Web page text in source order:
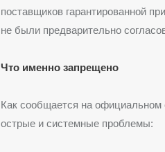
поставщиков гарантированной
не были предварительно
Что именно запрещено
Как сообщается на
острые и системные проблемы: